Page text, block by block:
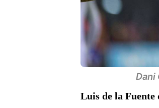
Dani
Luis de la